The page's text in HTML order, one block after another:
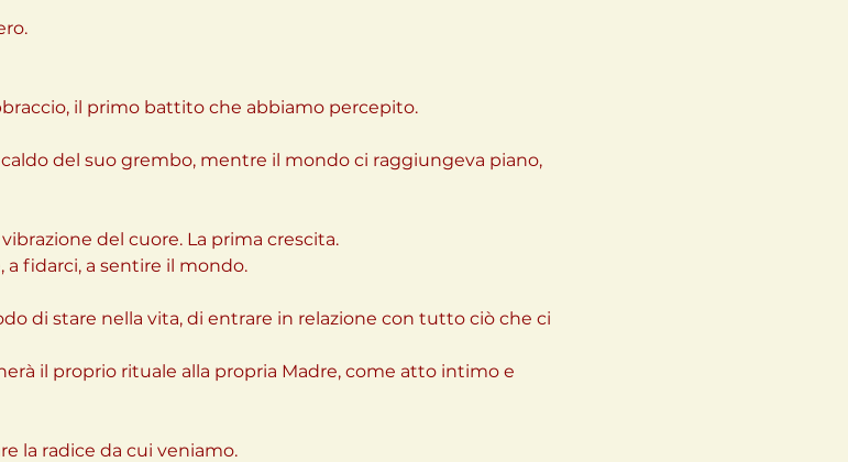
il primo battito che abbiamo percepito.
del suo grembo, mentre il mondo ci raggiungeva piano,
del cuore. La prima crescita.
fidarci, a sentire il mondo.
di stare nella vita, di entrare in relazione con tutto ciò che ci
il proprio rituale alla propria Madre, come atto intimo e
la radice da cui veniamo.